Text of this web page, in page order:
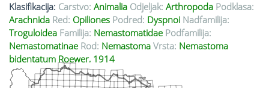
Klasifikacija: Carstvo: Animalia Odjeljak: Arthropoda Podklasa:
Arachnida Red: Opiliones Podred: Dyspnoi Nadfamilija:
Troguloidea Familija: Nemastomatidae Podfamilija:
Nemastomatinae Rod: Nemastoma Vrsta: Nemastoma
bidentatum Roewer, 1914